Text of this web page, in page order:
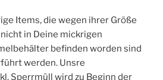
Items, die wegen ihrer Größe
in Deine mickrigen
befinden worden sind
werden. Unsre
Sperrmüll wird zu Beginn der